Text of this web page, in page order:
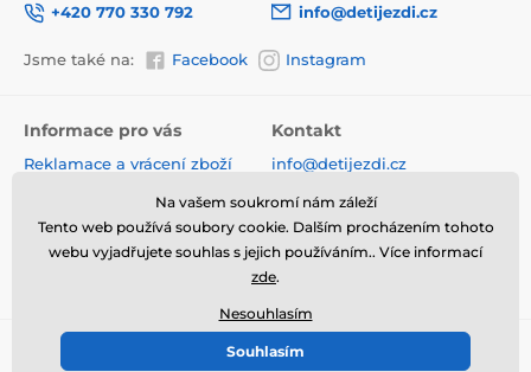
+420 770 330 792
info@detijezdi.cz
Jsme také na: Facebook Instagram
Informace pro vás
Reklamace a vrácení zboží
Ochrana osobních údajů
Hodnocení obchodu
Kontakt
info@detijezdi.cz
770 330 792 (Po-Pá 10-16 hod)
Instagram detijezdi.cz/
© 2026 www.detijezdi.cz ⦁ E-shop vytvořila
Na vašem soukromí nám záleží
Tento web používá soubory cookie. Dalším procházením tohoto
webu vyjadřujete souhlas s jejich používáním.. Více informací
zde.
Nesouhlasím
Souhlasím